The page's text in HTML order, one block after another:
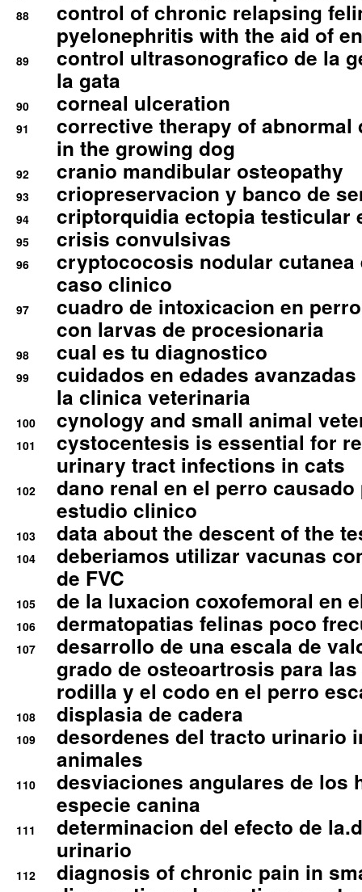
88
control of chronic relapsing
pyelonephritis with the aid of
89
control ultrasonografico de la
la gata
90 corneal ulceration
91
corrective therapy of abnormal
in the growing dog
92 cranio mandibular osteopathy
93 criopreservacion y banco de
94 criptorquidia ectopia testicular
95 crisis convulsivas
96
cryptococosis nodular cutanea
caso clinico
97
cuadro de intoxicacion en
con larvas de procesionaria
98 cual es tu diagnostico
99
cuidados en edades
la clinica veterinaria
100 cynology and small animal
101
cystocentesis is essential for
urinary tract infections in cats
102
dano renal en el perro
estudio clinico
103 data about the descent of the
104
deberiamos utilizar vacunas
de FVC
105 de la luxacion coxofemoral en
106 dermatopatias felinas poco
107
desarrollo de una escala de
grado de osteoartrosis para
rodilla y el codo en el perro
108 displasia de cadera
109
desordenes del tracto urinario
animales
110
desviaciones angulares de los
especie canina
111
determinacion del efecto de
urinario
112 diagnosis of chronic pain in